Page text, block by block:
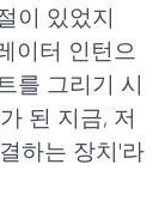
이 있었지
이터 인턴으
를 그리기 시
된 지금, 저
하는 장치'라